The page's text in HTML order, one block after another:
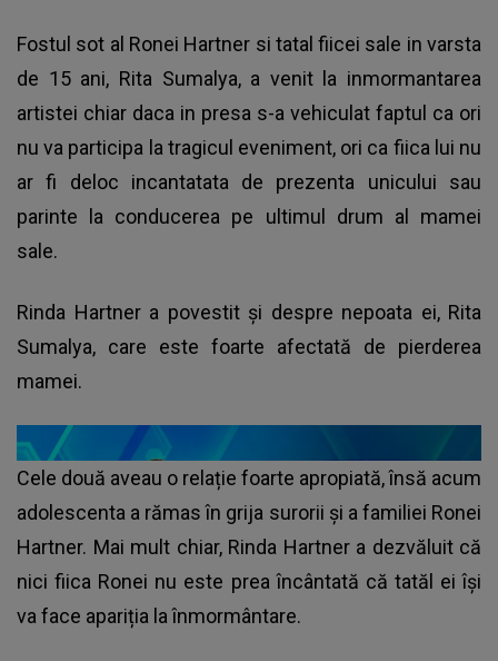
Fostul sot al Ronei Hartner si tatal fiicei sale in varsta
de 15 ani, Rita Sumalya, a venit la inmormantarea
artistei chiar daca in presa s-a vehiculat faptul ca ori
nu va participa la tragicul eveniment, ori ca fiica lui nu
ar fi deloc incantatata de prezenta unicului sau
parinte la conducerea pe ultimul drum al mamei
sale.
Rinda Hartner a povestit și despre nepoata ei, Rita
Sumalya, care este foarte afectată de pierderea
mamei.
Cele două aveau o relație foarte apropiată, însă acum
adolescenta a rămas în grija surorii și a familiei Ronei
Hartner. Mai mult chiar, Rinda Hartner a dezvăluit că
nici fiica Ronei nu este prea încântată că tatăl ei își
va face apariția la înmormântare.